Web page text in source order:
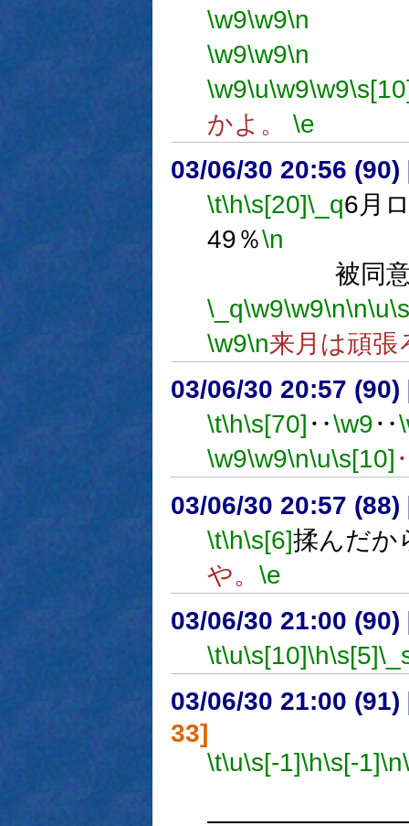
\w9\w9\n
\w9\w9\n
\w9\u\w9\w9
かよ。 \e
03/06/30 20:56 (90)
\t\h\s[20]\_q6月
49％\n
被同意数
\_q\w9\w9\n\n\u
\w9\n来月は頑張
03/06/30 20:57 (90)
\t\h\s[70] ‥\w9‥
\w9\w9\n\u\s[10]
03/06/30 20:57 (88)
\t\h\s[6]揉んだか
や。 \e
03/06/30 21:00 (90)
\t\u\s[10]\h\s[5]
03/06/30 21:00 (91)
33]
\t\u\s[-1]\h\s[-1]\n